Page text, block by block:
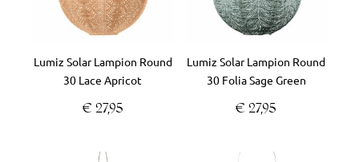
Lumiz Solar Lampion Round
30 Lace Apricot
€ 27,95
Lumiz Solar Lampion Round
30 Folia Sage Green
€ 27,95